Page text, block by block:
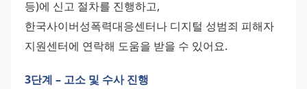
등)에 신고 절차를 진행하고,
한국사이버성폭력대응센터나 디지털 성범죄 피해자
지원센터에 연락해 도움을 받을 수 있어요.
3단계 – 고소 및 수사 진행